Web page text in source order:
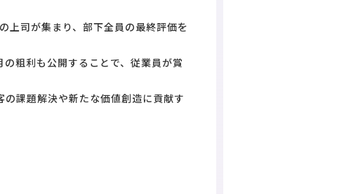
上司が集まり、部下全員の最終評価を
粗利も公開することで、従業員が賞
課題解決や新たな価値創造に貢献す